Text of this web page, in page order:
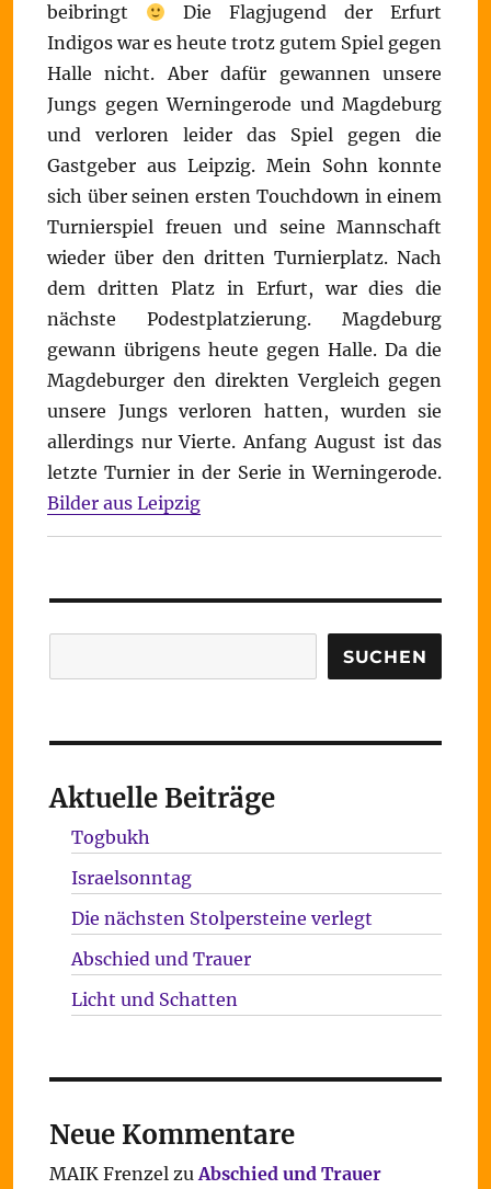
beibringt
Die Flagjugend der Erfurt
Indigos war es heute trotz gutem Spiel gegen
Halle nicht. Aber dafür gewannen unsere
Jungs gegen Werningerode und Magdeburg
und verloren leider das Spiel gegen die
Gastgeber aus Leipzig. Mein Sohn konnte
sich über seinen ersten Touchdown in einem
Turnierspiel freuen und seine Mannschaft
wieder über den dritten Turnierplatz. Nach
dem dritten Platz in Erfurt, war dies die
nächste Podestplatzierung. Magdeburg
gewann übrigens heute gegen Halle. Da die
Magdeburger den direkten Vergleich gegen
unsere Jungs verloren hatten, wurden sie
allerdings nur Vierte. Anfang August ist das
letzte Turnier in der Serie in Werningerode.
Bilder aus Leipzig
SUCHEN
Aktuelle Beiträge
Togbukh
Israelsonntag
Die nächsten Stolpersteine verlegt
Abschied und Trauer
Licht und Schatten
Neue Kommentare
MAIK FrenzelzuAbschied und Trauer